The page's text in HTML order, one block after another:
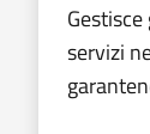
servizi